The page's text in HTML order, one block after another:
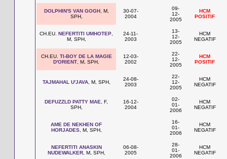
DOLPHIN'S VAN GOGH, M,
SPH,
30-07-
2004
09-
12-
2005
HCM
POSITIF
CH.EU. NEFERTITI UMHOTEP
M, SPH,
24-11-
2003
13-
12-
2005
HCM
NEGATIF
CH.EU. TI-BOY DE LA MAGIE
D'ORIENT , M, SPH,
12-03-
2002
22-
12-
2005
HCM
POSITIF
TAJMAHAL U'JAVA, M, SPH,
24-08-
2003
22-
12-
2005
HCM
NEGATIF
DEFUZZLD PATTY MAE , F,
SPH,
16-12-
2004
02-
01-
2006
HCM
NEGATIF
AME DE NEKHEN OF
HORJADES, M, SPH,
16-
01-
2006
HCM
NEGATIF
NEFERTITI ANASKIN
NUDEWALKER, M, SPH,
06-08-
2005
28-
01-
2006
HCM
NEGATIF